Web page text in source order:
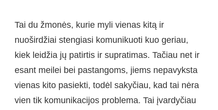
Tai du žmonės, kurie myli vienas kitą ir
nuoširdžiai stengiasi komunikuoti kuo geriau,
kiek leidžia jų patirtis ir supratimas. Tačiau net ir
esant meilei bei pastangoms, jiems nepavyksta
vienas kito pasiekti, todėl sakyčiau, kad tai nėra
vien tik komunikacijos problema. Tai įvardyčiau